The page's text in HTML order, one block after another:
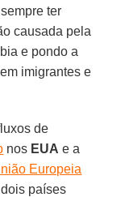
ter
causada pela
e pondo a
imigrantes e
de
nos EUA e a
Europeia
países